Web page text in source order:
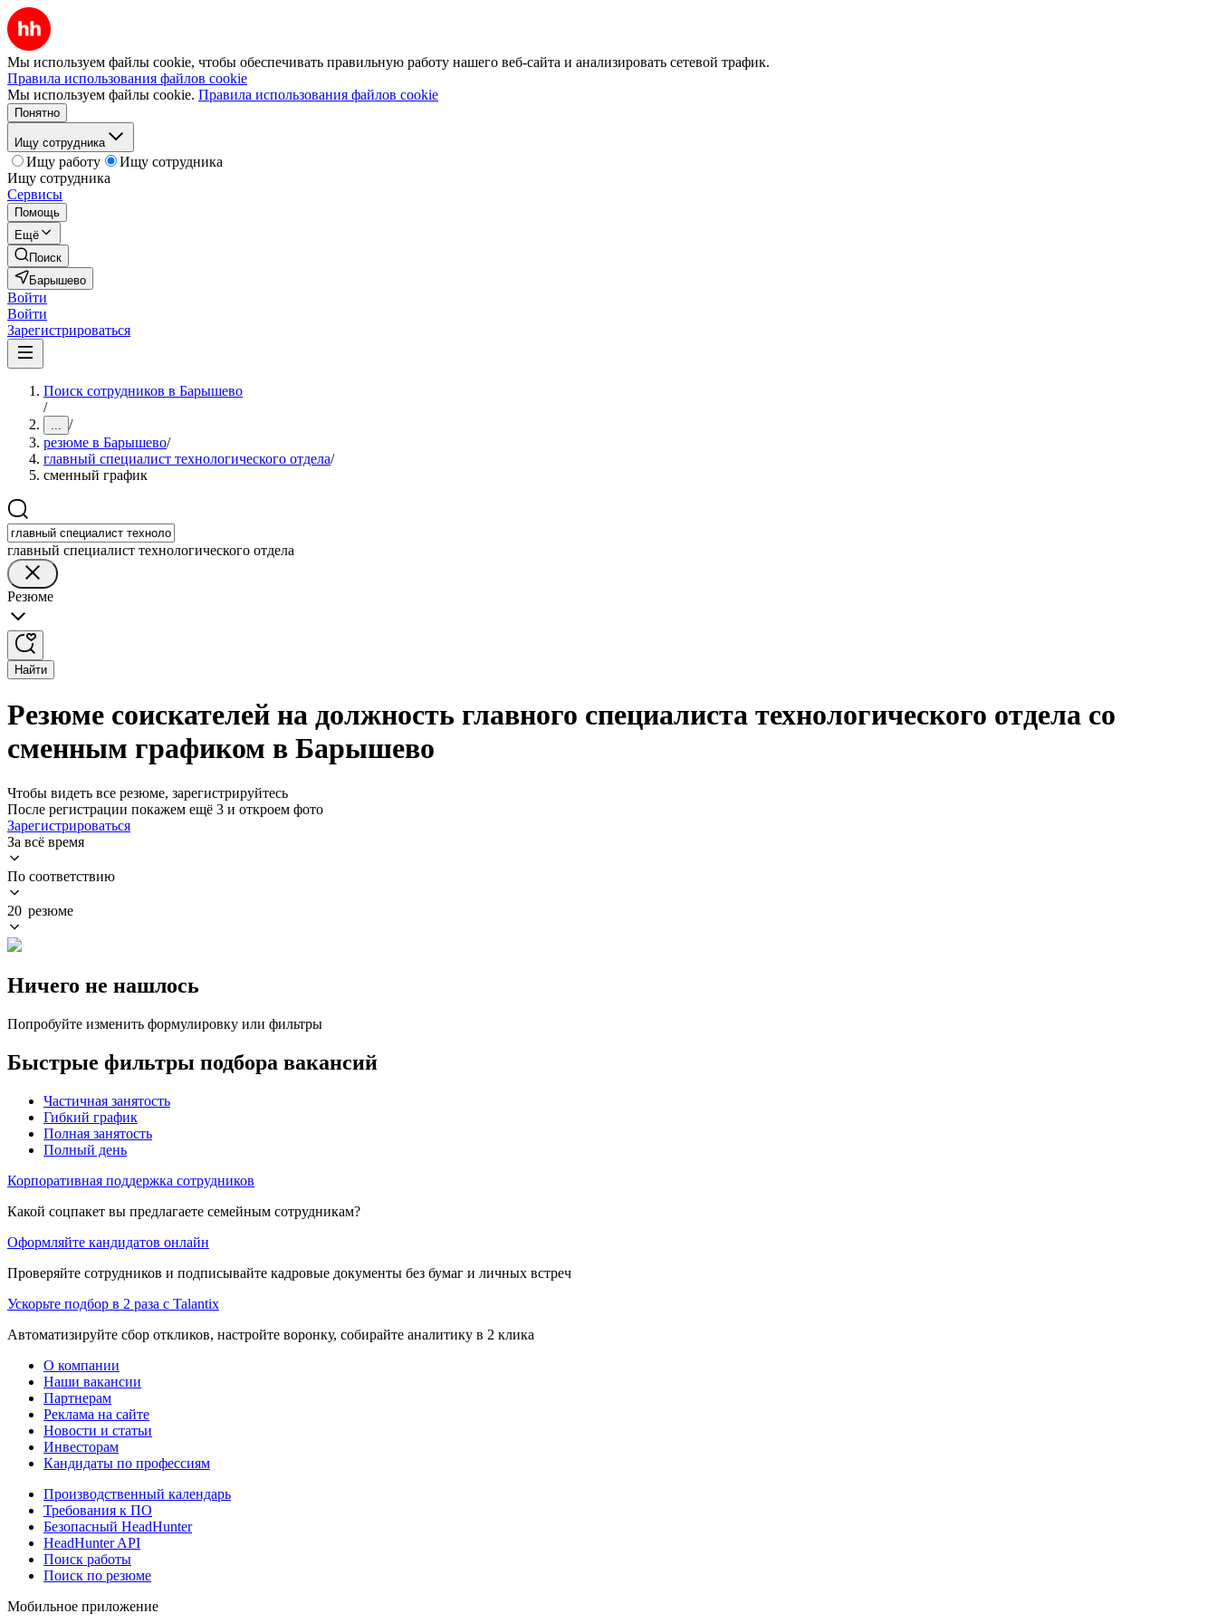
Мы используем файлы cookie, чтобы обеспечивать правильную работу нашего веб-сайта и анализировать сетевой трафик.
Правила использования файлов cookie
Мы используем файлы cookie. Правила использования файлов cookie
Понятно
Ищу сотрудника
Ищу работу
Ищу сотрудника
Ищу сотрудника
Сервисы
Помощь
Ещё
Поиск
Барышево
Войти
Войти
Зарегистрироваться
Поиск сотрудников в Барышево
/
... /
резюме в Барышево/
главный специалист технологического отдела/
сменный график
главный специалист технологического отдела
Резюме
Найти
Резюме соискателей на должность главного специалиста технологического отдела со
сменным графиком в Барышево
Чтобы видеть все резюме, зарегистрируйтесь
После регистрации покажем ещё 3 и откроем фото
Зарегистрироваться
За всё время
По соответствию
20 резюме
Ничего не нашлось
Попробуйте изменить формулировку или фильтры
Быстрые фильтры подбора вакансий
Частичная занятость
Гибкий график
Полная занятость
Полный день
Корпоративная поддержка сотрудников
Какой соцпакет вы предлагаете семейным сотрудникам?
Оформляйте кандидатов онлайн
Проверяйте сотрудников и подписывайте кадровые документы без бумаг и личных встреч
Ускорьте подбор в 2 раза с Talantix
Автоматизируйте сбор откликов, настройте воронку, собирайте аналитику в 2 клика
О компании
Наши вакансии
Партнерам
Реклама на сайте
Новости и статьи
Инвесторам
Кандидаты по профессиям
Производственный календарь
Требования к ПО
Безопасный HeadHunter
HeadHunter API
Поиск работы
Поиск по резюме
Мобильное приложение